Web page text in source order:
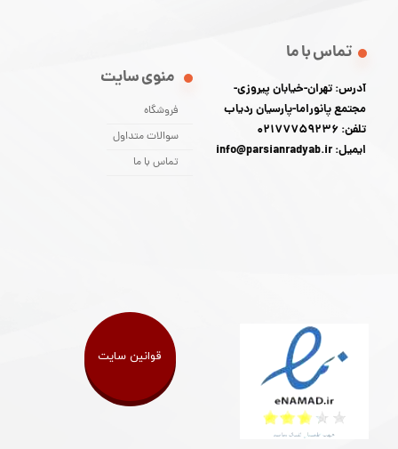
منوی سایت
فروشگاه
سوالات متداول
تماس با ما
تماس با ما
آدرس: تهران-خیابان پیروزی-
مجتمع پانوراما-پارسیان ردیاب
تلفن: 02177759236
ایمیل: info@parsianradyab.ir
قوانین سایت